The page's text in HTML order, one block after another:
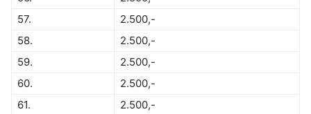
57.
2.500,-
58.
2.500,-
59.
2.500,-
60.
2.500,-
61.
2.500,-